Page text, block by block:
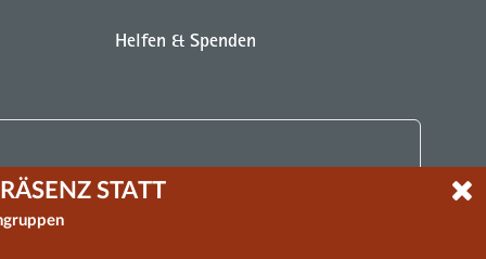
Helfen & Spenden
Essstörungen
e.V.
STATT